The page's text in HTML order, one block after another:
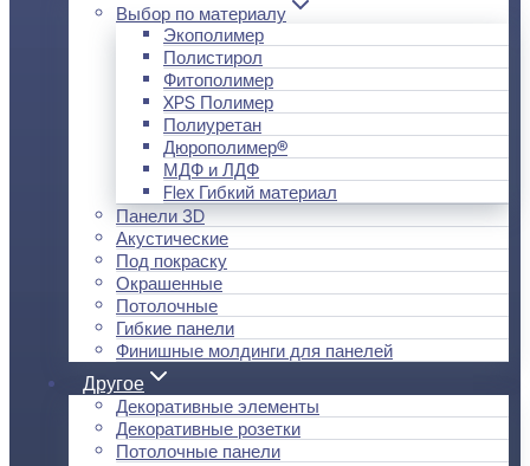
Выбор по материалу
Экополимер
Полистирол
Фитополимер
XPS Полимер
Полиуретан
Дюрополимер®
МДФ и ЛДФ
Flex Гибкий материал
Панели 3D
Акустические
Под покраску
Окрашенные
Потолочные
Гибкие панели
Финишные молдинги для панелей
Другое
Декоративные элементы
Декоративные розетки
Потолочные панели